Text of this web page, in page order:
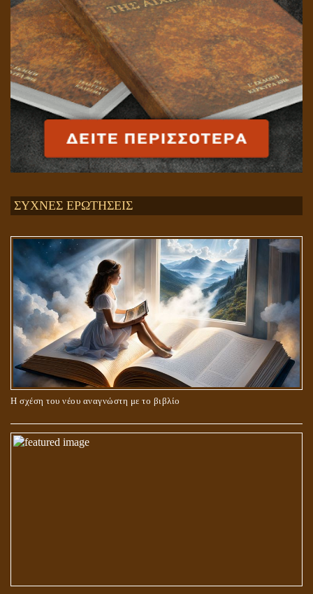
ΣΥΧΝΕΣ ΕΡΩΤΗΣΕΙΣ
Η σχέση του νέου αναγνώστη με το βιβλίο